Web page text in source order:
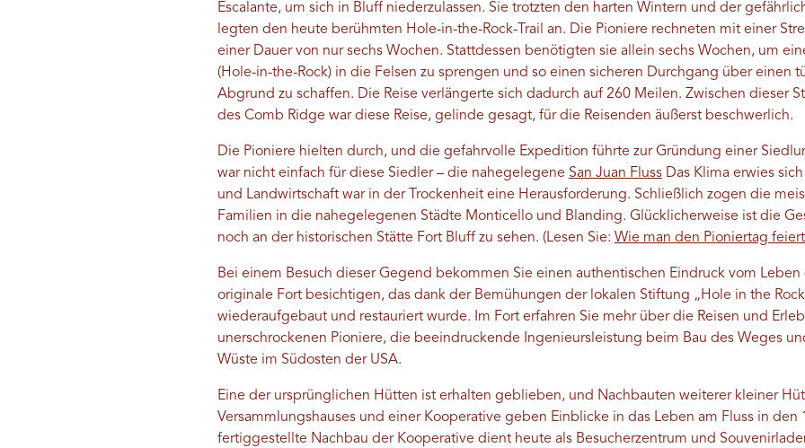
Escalante, um sich in Bluff niederzulassen. Sie trotzten den harten Wintern und der
legten den heute berühmten Hole-in-the-Rock-Trail an. Die Pioniere rechneten mit einer
einer Dauer von nur sechs Wochen. Stattdessen benötigten sie allein sechs Wochen, um
(Hole-in-the-Rock) in die Felsen zu sprengen und so einen sicheren Durchgang über einen
Abgrund zu schaffen. Die Reise verlängerte sich dadurch auf 260 Meilen. Zwischen dieser
des Comb Ridge war diese Reise, gelinde gesagt, für die Reisenden äußerst beschwerlich.
Die Pioniere hielten durch, und die gefahrvolle Expedition führte zur Gründung einer
war nicht einfach für diese Siedler – die nahegelegene San Juan FlussDas Klima erwies
und Landwirtschaft war in der Trockenheit eine Herausforderung. Schließlich zogen die
Familien in die nahegelegenen Städte Monticello und Blanding. Glücklicherweise ist die
noch an der historischen Stätte Fort Bluff zu sehen. (Lesen Sie: Wie man den Pioniertag feiert
Bei einem Besuch dieser Gegend bekommen Sie einen authentischen Eindruck vom Leben
originale Fort besichtigen, das dank der Bemühungen der lokalen Stiftung „Hole in the
wiederaufgebaut und restauriert wurde. Im Fort erfahren Sie mehr über die Reisen und
unerschrockenen Pioniere, die beeindruckende Ingenieursleistung beim Bau des Weges
Wüste im Südosten der USA.
Eine der ursprünglichen Hütten ist erhalten geblieben, und Nachbauten weiterer kleiner
Versammlungshauses und einer Kooperative geben Einblicke in das Leben am Fluss in den
fertiggestellte Nachbau der Kooperative dient heute als Besucherzentrum und